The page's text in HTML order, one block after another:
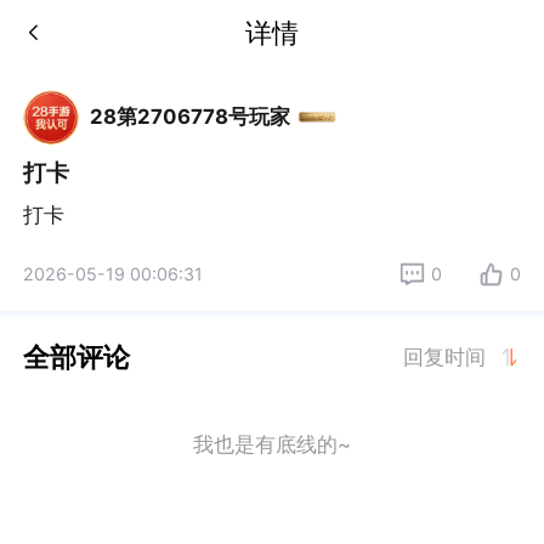
详情
28第2706778号玩家
打卡
打卡
2026-05-19 00:06:31 0 0
全部评论 回复时间
我也是有底线的~